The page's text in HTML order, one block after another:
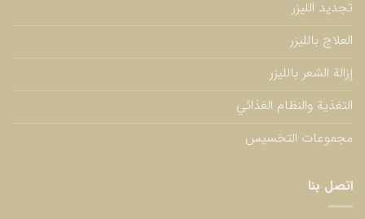
تجديد الليزر
العلاج بالليزر
إزالة الشعر بالليزر
التغذية والنظام الغذائي
مجموعات التخسيس
اتصل بنا